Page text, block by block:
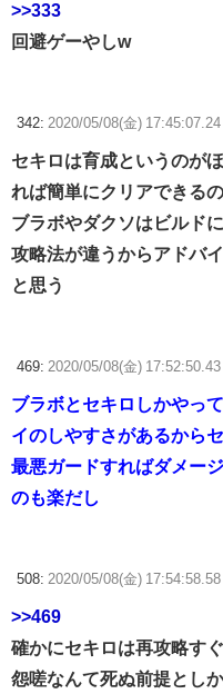
>>333
回避ゲーやしw
342: 2020/05/08(金)
セキロは育成というのが
れば簡単にクリアできる
ブラボやダクソはビルド
攻略法が違うからアドバ
と思う
469: 2020/05/08(金)
ブラボとセキロしかやっ
イのしやすさがあるから
最悪ガードすればダメー
のも楽だし
508: 2020/05/08(金)
>>469
確かにセキロは再攻略す
怨嗟なんて死ぬ前提とし